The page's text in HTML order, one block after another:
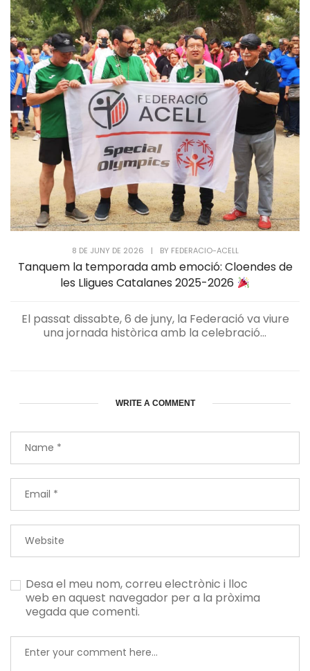
8 DE JUNY DE 2026 | BY FEDERACIO-ACELL
Tanquem la temporada amb emoció: Cloendes de
les Lligues Catalanes 2025-2026
El passat dissabte, 6 de juny, la Federació va viure
una jornada històrica amb la celebració...
WRITE A COMMENT
Desa el meu nom, correu electrònic i lloc
web en aquest navegador per a la pròxima
vegada que comenti.